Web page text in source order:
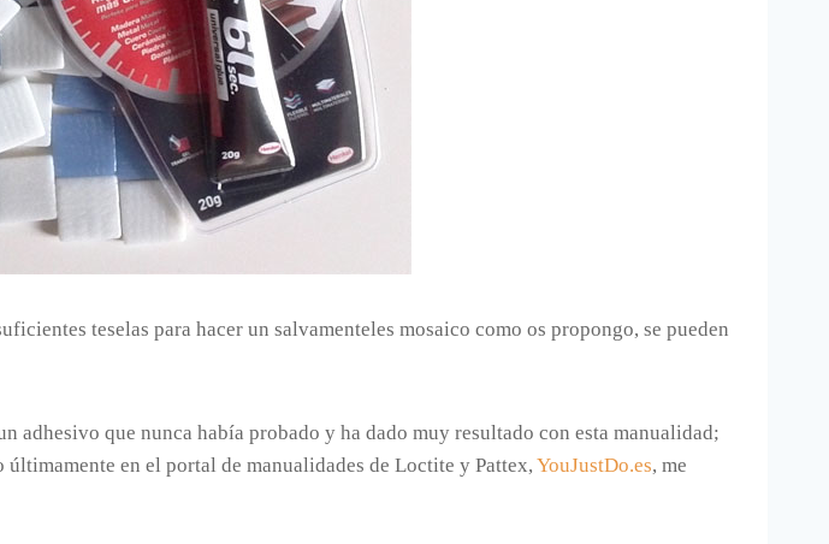
teselas para hacer un salvamenteles mosaico como os propongo, se pueden
adhesivo que nunca había probado y ha dado muy resultado con esta manualidad;
en el portal de manualidades de Loctite y Pattex, YouJustDo.es, me